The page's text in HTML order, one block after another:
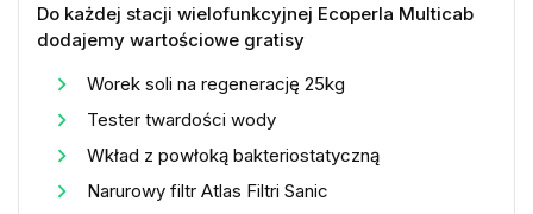
Do każdej stacji wielofunkcyjnej Ecoperla Multicab
dodajemy wartościowe gratisy
Worek soli na regenerację 25kg
Tester twardości wody
Wkład z powłoką bakteriostatyczną
Narurowy filtr Atlas Filtri Sanic